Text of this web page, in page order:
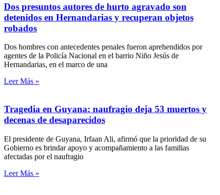
Dos presuntos autores de hurto agravado son
detenidos en Hernandarias y recuperan objetos
robados
Dos hombres con antecedentes penales fueron aprehendidos por
agentes de la Policía Nacional en el barrio Niño Jesús de
Hernandarias, en el marco de una
Leer Más »
Tragedia en Guyana: naufragio deja 53 muertos y
decenas de desaparecidos
El presidente de Guyana, Irfaan Ali, afirmó que la prioridad de su
Gobierno es brindar apoyo y acompañamiento a las familias
afectadas por el naufragio
Leer Más »